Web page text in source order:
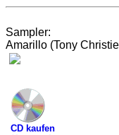
Sampler:
Amarillo (Tony
CD kaufen